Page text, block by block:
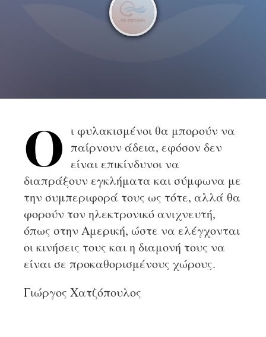
Ο ι φυλακισμένοι θα μπορούν να
παίρνουν άδεια, εφόσον δεν
είναι επικίνδυνοι να
διαπράξουν εγκλήματα και σύμφωνα με
την συμπεριφορά τους ως τότε, αλλά θα
φορούν τον ηλεκτρονικό ανιχνευτή,
όπως στην Αμερική, ώστε να ελέγχονται
οι κινήσεις τους και η διαμονή τους να
είναι σε προκαθορισμένους χώρους.
Γιώργος Χατζόπουλος